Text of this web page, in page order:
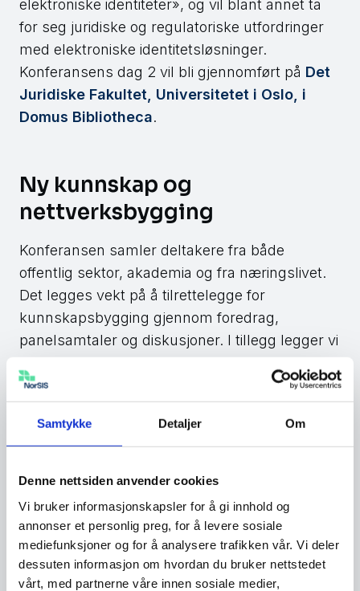
Samtykke Detaljer Om
Denne nettsiden anvender cookies
Vi bruker informasjonskapsler for å gi innhold og
annonser et personlig preg, for å levere sosiale
mediefunksjoner og for å analysere trafikken vår. Vi deler
dessuten informasjon om hvordan du bruker nettstedet
vårt, med partnerne våre innen sosiale medier,
elektroniske identiteter», og vil blant annet ta
for seg juridiske og regulatoriske utfordringer
med elektroniske identitetsløsninger.
Konferansens dag 2 vil bli gjennomført på Det
Juridiske Fakultet, Universitetet i Oslo, i
Domus Bibliotheca.
Ny kunnskap og
nettverksbygging
Konferansen samler deltakere fra både
offentlig sektor, akademia og fra næringslivet.
Det legges vekt på å tilrettelegge for
kunnskapsbygging gjennom foredrag,
panelsamtaler og diskusjoner. I tillegg legger vi
til rette for erfaringsutveksling og
nettverksbygging mellom fageksperter og
beslutningstakere.
Program
Onsdag 7. juni på Sentralen i Oslo